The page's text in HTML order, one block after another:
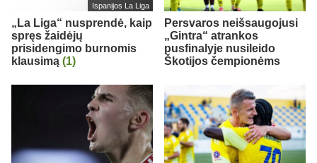
Ispanijos La Liga
„La Liga“ nusprendė, kaip
spręs žaidėjų
prisidengimo burnomis
klausimą (1)
Persvaros neišsaugojusi
„Gintra“ atrankos
pusfinalyje nusileido
Škotijos čempionėms